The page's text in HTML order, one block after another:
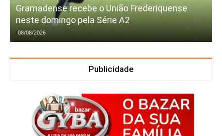
Gramadense recebe o União Frederiquense
neste domingo pela Série A2
08/08/2026
Publicidade